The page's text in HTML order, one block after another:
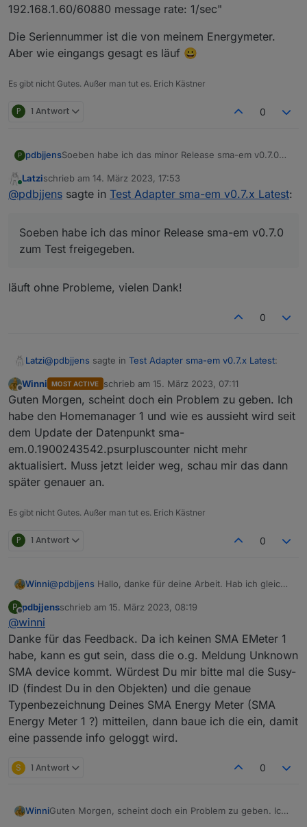
192.168.1.60/60880 message rate: 1/sec"
Die Seriennummer ist die von meinem Energymeter.
Aber wie eingangs gesagt es läuf 😀
Es gibt nicht Gutes. Außer man tut es. Erich Kästner
P 1 Antwort 0
P pdbjjensSoeben habe ich das minor Release sma-em v0.7.0
Entsprechend habe ich auch den Titel dieses Threads
geändert.
Dieses minor Release betrachte ich als "feature
complete" und es soll nach der Testphase als major
Online
Latzischrieb am 14. März 2023, 17:53
zuletzt editiert von
@pdbjjens sagte in Test Adapter sma-em v0.7.x Latest:
Soeben habe ich das minor Release sma-em v0.7.0
zum Test freigegeben.
läuft ohne Probleme, vielen Dank!
0
Latzi@pdbjjens sagte in Test Adapter sma-em v0.7.x Latest:
Soeben habe ich das minor Release sma-em v0.7.0
zum Test freigegeben.
läuft ohne Probleme, vielen Dank!
Offline
Winni MOST ACTIVE schrieb am 15. März 2023, 07:11
zuletzt editiert von
Guten Morgen, scheint doch ein Problem zu geben. Ich
habe den Homemanager 1 und wie es aussieht wird seit
dem Update der Datenpunkt sma-
em.0.1900243542.psurpluscounter nicht mehr
aktualisiert. Muss jetzt leider weg, schau mir das dann
später genauer an.
Es gibt nicht Gutes. Außer man tut es. Erich Kästner
P 1 Antwort 0
Winni@pdbjjens Hallo, danke für deine Arbeit. Hab ich gleich
bisschen wundert ist ein Eintrag im Log:
sma-em.0
2023-03-14 16:48:01.334	info	Listen via
sma-em.0
2023-03-14 16:48:01.331	info	Details L1
sma-em.0
Zunächst meldet der Log: "Extended Mode false
So habe ich es auch eingegeben.
Dann kommt aber: "device discovered: Unkown SMA
device S/N: 1900243542 with IP/port: 192.168.1.60/60880
message rate: 1/sec"
Die Seriennummer ist die von meinem Energymeter.
Aber wie eingangs gesagt es läuf 😀
P
Offline
pdbjjensschrieb am 15. März 2023, 08:19
zuletzt editiert von
@winni
Danke für das Feedback. Da ich keinen SMA EMeter 1
habe, kann es gut sein, dass die o.g. Meldung Unknown
SMA device kommt. Würdest Du mir bitte mal die Susy-
ID (findest Du in den Objekten) und die genaue
Typenbezeichnung Deines SMA Energy Meter (SMA
Energy Meter 1 ?) mitteilen, dann baue ich die ein, damit
eine passende info geloggt wird.
S 1 Antwort 0
WinniGuten Morgen, scheint doch ein Problem zu geben. Ich